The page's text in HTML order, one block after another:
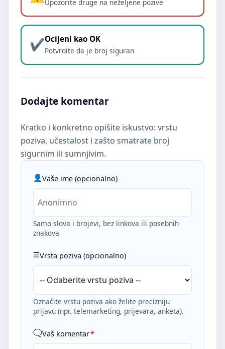
Upozorite druge na neželjene pozive
Ocijeni kao OK
Potvrdite da je broj siguran
Dodajte komentar
Kratko i konkretno opišite iskustvo: vrstu
poziva, učestalost i zašto smatrate broj
sigurnim ili sumnjivim.
Vaše ime (opcionalno)
Samo slova i brojevi, bez linkova ili posebnih
znakova
Vrsta poziva (opcionalno)
Označite vrstu poziva ako želite precizniju
prijavu (npr. telemarketing, prijevara, anketa).
Vaš komentar*